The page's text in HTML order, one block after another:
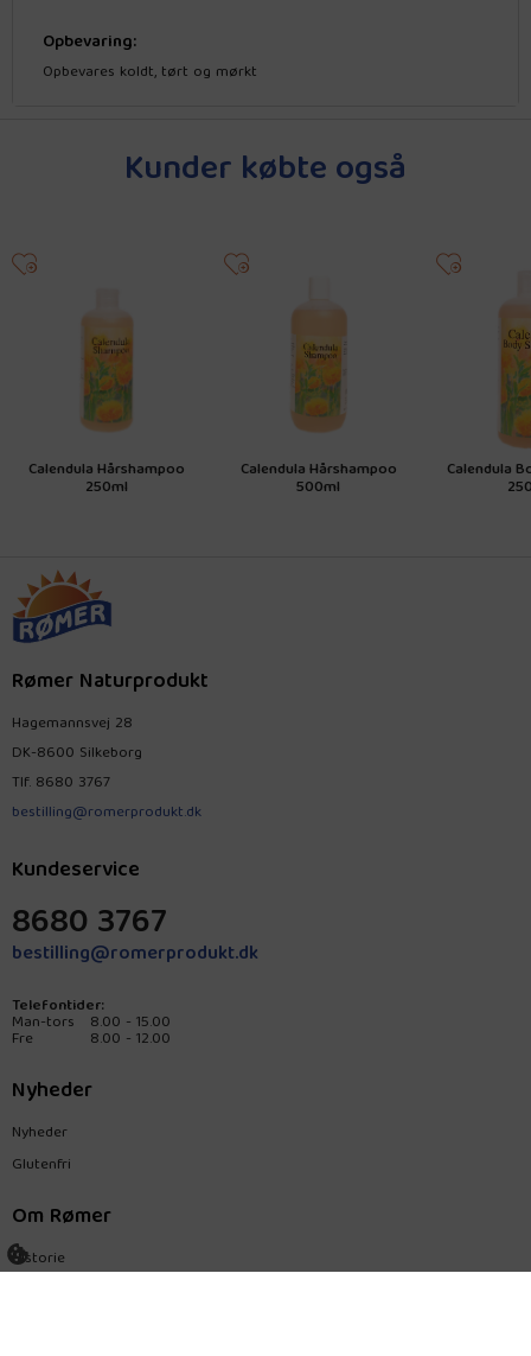
Opbevaring:
Opbevares koldt, tørt og mørkt
Kunder købte også
Calendula Hårshampoo
250ml
Calendula Hårshampoo
500ml
Calendula
Rømer Naturprodukt
Hagemannsvej 28
DK-8600 Silkeborg
Tlf. 8680 3767
bestilling@romerprodukt.dk
Kundeservice
8680 3767
bestilling@romerprodukt.dk
Telefontider:
Man-tors 8.00 - 15.00
Fre 8.00 - 12.00
Nyheder
Nyheder
Glutenfri
Om Rømer
Historie